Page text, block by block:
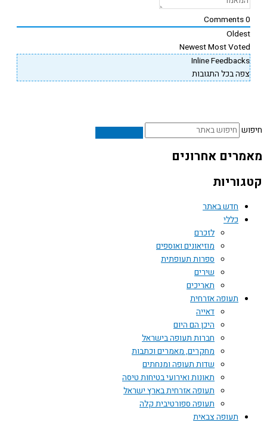
Newest Most
Inline
בכל התגובות
אחרונים
חדש באתר
כללי
לזכרם
מוזיאונים ואוספים
ספרות תעופתית
שירים
תאריכים
תעופה אזרחית
דאייה
היכן הם היום
חברות תעופה בישראל
מחקרים, מאמרים וכתבות
שדות תעופה ומנחתים
תאונות ואירועי בטיחות טיסה
תעופה אזרחית בארץ ישראל
תעופה ספורטיבית קלה
תעופה צבאית